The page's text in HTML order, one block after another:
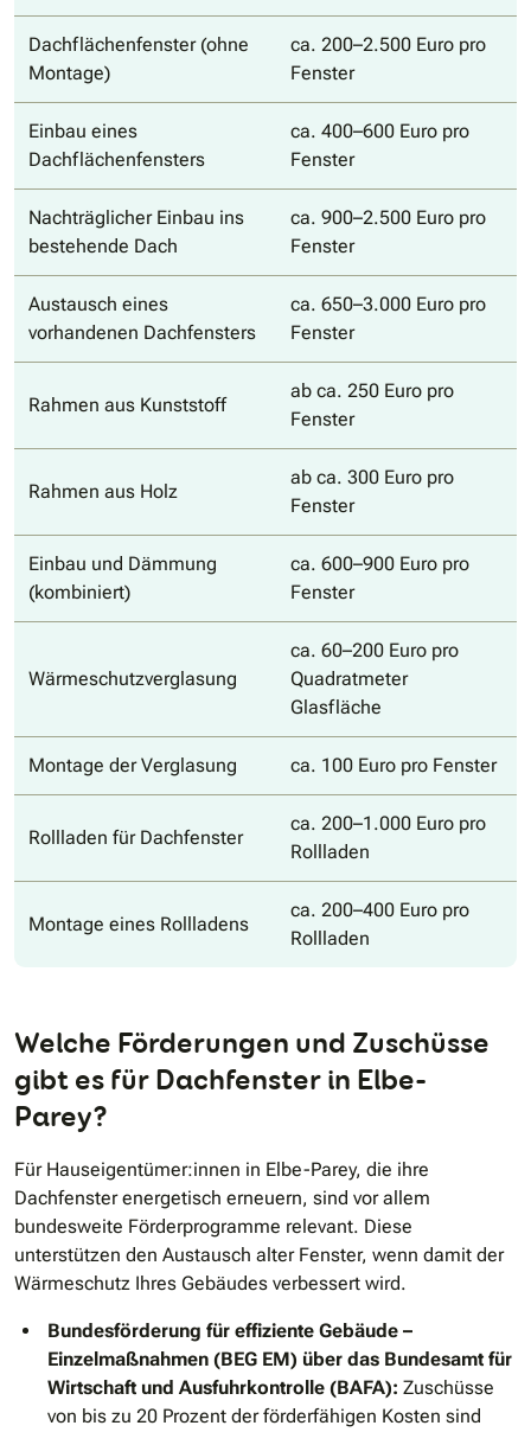
Dachflächenfenster (ohne
Montage)
ca. 200–2.500 Euro pro
Fenster
Einbau eines
Dachflächenfensters
ca. 400–600 Euro pro
Fenster
Nachträglicher Einbau ins
bestehende Dach
ca. 900–2.500 Euro pro
Fenster
Austausch eines
vorhandenen Dachfensters
ca. 650–3.000 Euro pro
Fenster
Rahmen aus Kunststoff
ab ca. 250 Euro pro
Fenster
Rahmen aus Holz
ab ca. 300 Euro pro
Fenster
Einbau und Dämmung
(kombiniert)
ca. 600–900 Euro pro
Fenster
Wärmeschutzverglasung
ca. 60–200 Euro pro
Quadratmeter
Glasfläche
Montage der Verglasung ca. 100 Euro pro Fenster
Rollladen für Dachfenster
ca. 200–1.000 Euro pro
Rollladen
Montage eines Rollladens
ca. 200–400 Euro pro
Rollladen
Welche Förderungen und Zuschüsse
gibt es für Dachfenster in Elbe-
Parey?
Für Hauseigentümer:innen in Elbe-Parey, die ihre
Dachfenster energetisch erneuern, sind vor allem
bundesweite Förderprogramme relevant. Diese
unterstützen den Austausch alter Fenster, wenn damit der
Wärmeschutz Ihres Gebäudes verbessert wird.
Bundesförderung für effiziente Gebäude –
Einzelmaßnahmen (BEG EM) über das Bundesamt für
Wirtschaft und Ausfuhrkontrolle (BAFA): Zuschüsse
von bis zu 20 Prozent der förderfähigen Kosten sind